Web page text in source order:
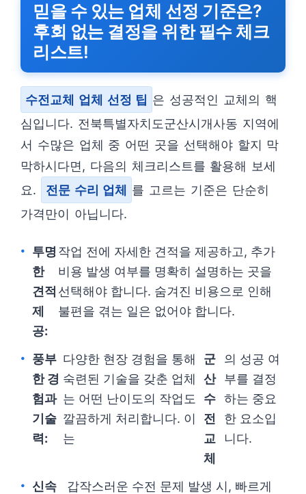
믿을 수 있는 업체 선정 기준은?
후회 없는 결정을 위한 필수 체크
리스트!
수전교체 업체 선정 팁 은 성공적인 교체의 핵
심입니다. 전북특별자치도군산시개사동 지역에
서 수많은 업체 중 어떤 곳을 선택해야 할지 막
막하시다면, 다음의 체크리스트를 활용해 보세
요.
전문 수리 업체
를 고르는 기준은 단순히
가격만이 아닙니다.
투명
한
견적
제
공:
작업 전에 자세한 견적을 제공하고, 추가
비용 발생 여부를 명확히 설명하는 곳을
선택해야 합니다. 숨겨진 비용으로 인해
불편을 겪는 일은 없어야 합니다.
풍부
한 경
험과
기술
력:
다양한 현장 경험을 통해
숙련된 기술을 갖춘 업체
는 어떤 난이도의 작업도
깔끔하게 처리합니다. 이
는
군
산
수
전
교
체
의 성공 여
부를 결정
하는 중요
한 요소입
니다.
신속
갑작스러운 수전 문제 발생 시, 빠르게